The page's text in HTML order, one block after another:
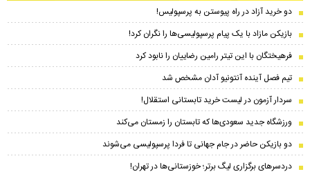
دو خرید آزاد در راه پیوستن به پرسپولیس!
بازیکن مازاد با یک پیام پرسپولیسی‌ها را نگران کرد!
فرهیختگان با این تیتر رامین رضاییان را نابود کرد
تیم فصل آینده آنتونیو آدان مشخص شد
سردار آزمون در لیست خرید تابستانی استقلال!
ورزشگاه جدید سعودی‌ها که تابستان را زمستان می‌کند
دو بازیکن حاضر در جام جهانی تا فردا پرسپولیسی می‌شوند
دردسرهای برگزاری لیگ برتر؛ خوزستانی‌ها در تهران!